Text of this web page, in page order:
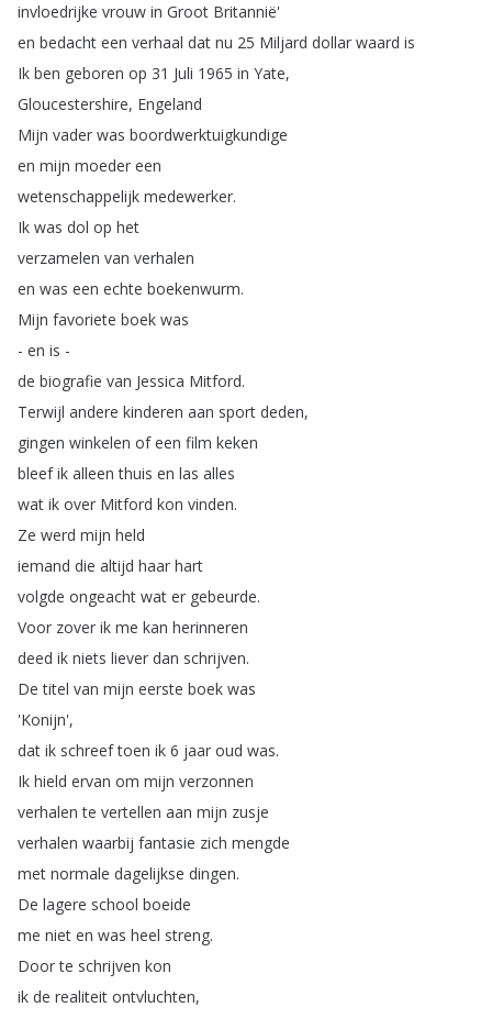
invloedrijke vrouw in Groot Britannië'
en bedacht een verhaal dat nu 25 Miljard dollar waard is
Ik ben geboren op 31 Juli 1965 in Yate,
Gloucestershire, Engeland
Mijn vader was boordwerktuigkundige
en mijn moeder een
wetenschappelijk medewerker.
Ik was dol op het
verzamelen van verhalen
en was een echte boekenwurm.
Mijn favoriete boek was
- en is -
de biografie van Jessica Mitford.
Terwijl andere kinderen aan sport deden,
gingen winkelen of een film keken
bleef ik alleen thuis en las alles
wat ik over Mitford kon vinden.
Ze werd mijn held
iemand die altijd haar hart
volgde ongeacht wat er gebeurde.
Voor zover ik me kan herinneren
deed ik niets liever dan schrijven.
De titel van mijn eerste boek was
'Konijn',
dat ik schreef toen ik 6 jaar oud was.
Ik hield ervan om mijn verzonnen
verhalen te vertellen aan mijn zusje
verhalen waarbij fantasie zich mengde
met normale dagelijkse dingen.
De lagere school boeide
me niet en was heel streng.
Door te schrijven kon
ik de realiteit ontvluchten,